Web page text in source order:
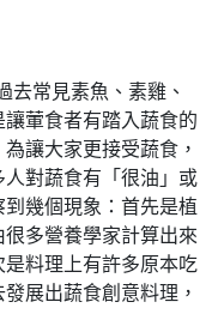
常見素魚、素雞、
葷食者有踏入蔬食的
讓大家更接受蔬食，
對蔬食有「很油」或
幾個現象：首先是植
多營養學家計算出來
料理上有許多原本吃
展出蔬食創意料理，